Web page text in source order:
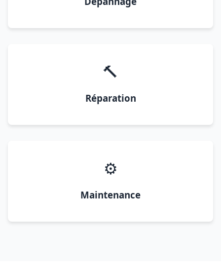
🔨
Réparation
⚙️
Maintenance